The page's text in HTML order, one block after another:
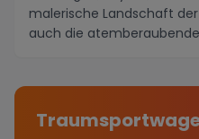
malerische Landschaft
auch die